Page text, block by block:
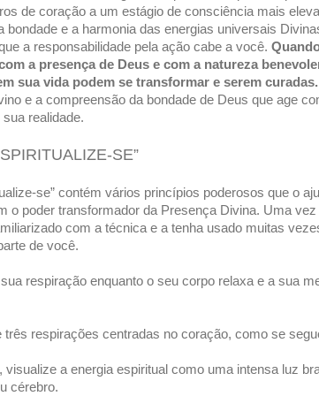
de coração a um estágio de consciência mais
bondade e a harmonia das energias universais
a responsabilidade pela ação cabe a você.
a presença de Deus e com a natureza
sua vida podem se transformar e serem curadas.
e a compreensão da bondade de Deus que age
realidade.
SE”
se” contém vários princípios poderosos que o
o poder transformador da Presença Divina. Uma vez
com a técnica e a tenha usado muitas
de você.
respiração enquanto o seu corpo relaxa e a sua
três respirações centradas no coração, como se
visualize a energia espiritual como uma intensa luz
cérebro.